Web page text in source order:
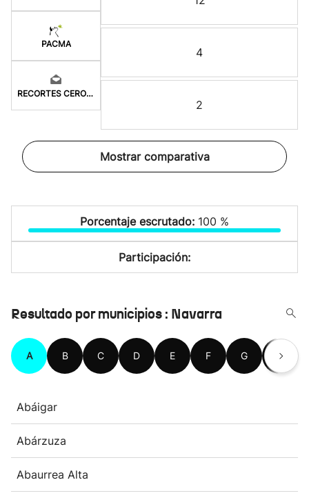
PACMA
RECORTES CERO-GV
4
2
Mostrar comparativa
Porcentaje escrutado: 100 %
Participación:
Resultado por municipios : Navarra
A B C D E F G H
Abáigar
Abárzuza
Abaurrea Alta